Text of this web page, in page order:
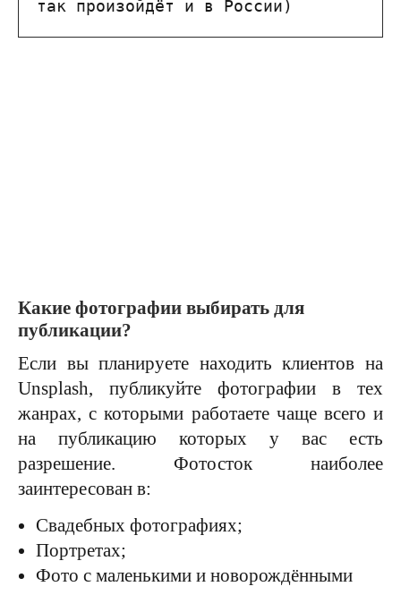
так произойдёт и в России)
Какие фотографии выбирать для
публикации?
Если вы планируете находить клиентов на
Unsplash, публикуйте фотографии в тех
жанрах, с которыми работаете чаще всего и
на публикацию которых у вас есть
разрешение. Фотосток наиболее
заинтересован в:
Свадебных фотографиях;
Портретах;
Фото с маленькими и новорождёнными